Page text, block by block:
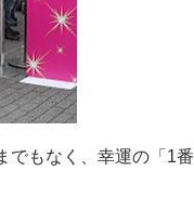
でもなく、幸運の「1番